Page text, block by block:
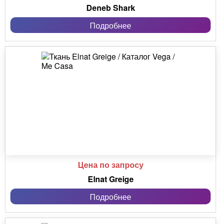
Deneb Shark
Подробнее
Цена по запросу
Elnat Greige
Подробнее